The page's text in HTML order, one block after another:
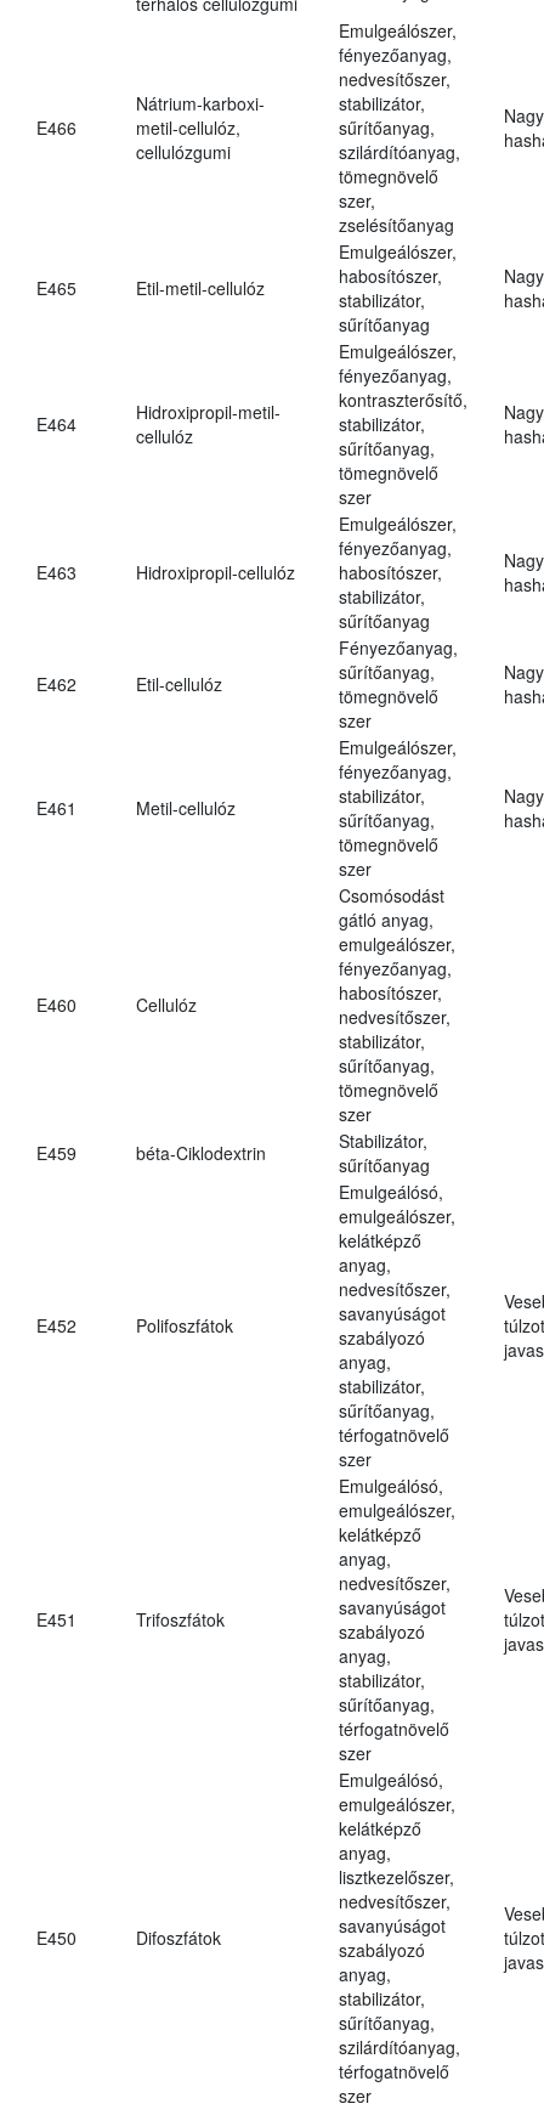
E466
Nátrium-karboxi-
metil-cellulóz,
cellulózgumi
Emulgeálószer,
fényezőanyag,
nedvesítőszer,
stabilizátor,
sűrítőanyag,
szilárdítóanyag,
tömegnövelő
szer,
zselésítőanyag
E465 Etil-metil-cellulóz
Emulgeálószer,
habosítószer,
stabilizátor,
sűrítőanyag
E464
Hidroxipropil-metil-
cellulóz
Emulgeálószer,
fényezőanyag,
kontraszterősítő,
stabilizátor,
sűrítőanyag,
tömegnövelő
szer
E463 Hidroxipropil-cellulóz
Emulgeálószer,
fényezőanyag,
habosítószer,
stabilizátor,
sűrítőanyag
E462 Etil-cellulóz
Fényezőanyag,
sűrítőanyag,
tömegnövelő
szer
E461 Metil-cellulóz
Emulgeálószer,
fényezőanyag,
stabilizátor,
sűrítőanyag,
tömegnövelő
szer
E460 Cellulóz
Csomósodást
gátló anyag,
emulgeálószer,
fényezőanyag,
habosítószer,
nedvesítőszer,
stabilizátor,
sűrítőanyag,
tömegnövelő
szer
E459
béta-Ciklodextrin
Stabilizátor,
sűrítőanyag
E452 Polifoszfátok
Emulgeálósó,
emulgeálószer,
kelátképző
anyag,
nedvesítőszer,
savanyúságot
szabályozó
anyag,
stabilizátor,
sűrítőanyag,
térfogatnövelő
szer
E451 Trifoszfátok
Emulgeálósó,
emulgeálószer,
kelátképző
anyag,
nedvesítőszer,
savanyúságot
szabályozó
anyag,
stabilizátor,
sűrítőanyag,
térfogatnövelő
szer
E450 Difoszfátok
Emulgeálósó,
emulgeálószer,
kelátképző
anyag,
lisztkezelőszer,
nedvesítőszer,
savanyúságot
szabályozó
anyag,
stabilizátor,
sűrítőanyag,
szilárdítóanyag,
térfogatnövelő
szer